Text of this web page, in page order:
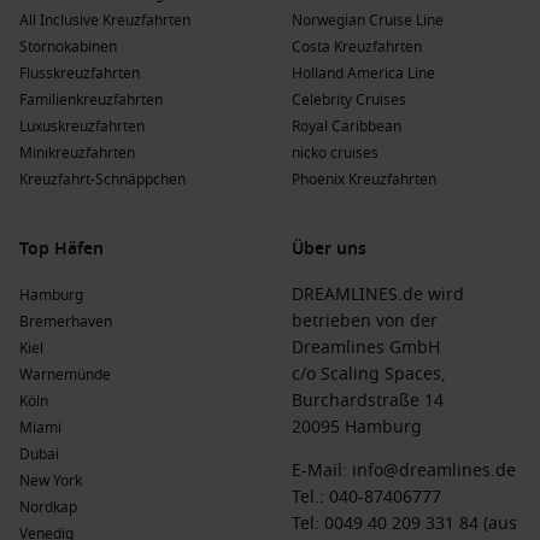
Royal Caribbean
: Mit einer Flotte von 29 Schiffen bietet
Royal Caribbean 1 Schiff an, das Valletta besucht, die
Brilliance of the Seas
. Abfahrten erfolgen häufig von
Civitavecchia (Rom).
Vorteile eines Besuchs in Valletta, Malta zu
Frühling
: Temperaturen zwischen 12 °C
in der Stadt und entspannende Freizeitaktivitäten.
Sommer
: Warme Temperaturen von 20
°C bis 32 °C; perfekte Bedingungen für Strandbesuche und
Wassersportaktivitäten in den nahegelegenen Buchten.
Herbst
November):
Durchschnittliche Temperaturen zwischen 15 °C und 25 °C;
genießen Sie die goldenen Farben der Natur und weniger
Touristenmassen.
All Inclusive Kreuzfahrten
Stornokabinen
Flusskreuzfahrten
Familienkreuzfahrten
Luxuskreuzfahrten
Minikreuzfahrten
Kreuzfahrt-Schnäppchen
Norwegian Cruise Line
Costa Kreuzfahrten
Holland America Line
Celebrity Cruises
Royal Caribbean
nicko cruises
Phoenix Kreuzfahrten
Top Häfen
Hamburg
Bremerhaven
Kiel
Warnemünde
Köln
Miami
Dubai
New York
Nordkap
Venedig
Über uns
DREAMLINES.de wird
betrieben von der
Dreamlines GmbH
c/o Scaling Spaces,
Burchardstraße 14
20095 Hamburg
E-Mail: info@dreamlines.de
Tel.: 040-87406777
Tel: 0049 40 209 331 84 (aus